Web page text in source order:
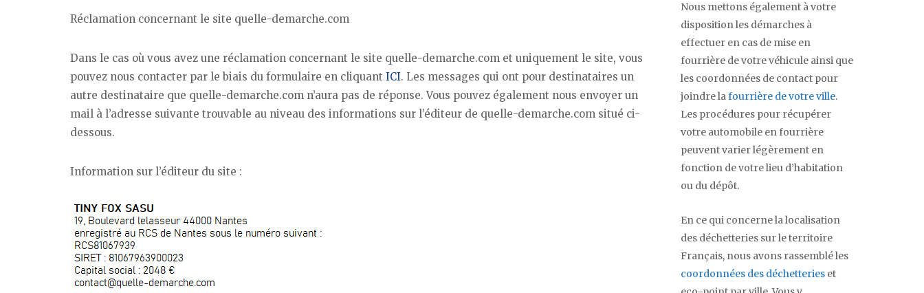
Réclamation concernant le site quelle-demarche.com
Dans le cas où vous avez une réclamation concernant le site quelle-demarche.com et uniquement le site, vous
pouvez nous contacter par le biais du formulaire en cliquant ICI. Les messages qui ont pour destinataires un
autre destinataire que quelle-demarche.com n’aura pas de réponse. Vous pouvez également nous envoyer un
mail à l’adresse suivante trouvable au niveau des informations sur l’éditeur de quelle-demarche.com situé ci-
dessous.
Information sur l’éditeur du site :
Nous mettons également à votre
disposition les démarches à
effectuer en cas de mise en
fourrière de votre véhicule ainsi que
les coordonnées de contact pour
joindre lafourrière de votre ville.
Les procédures pour récupérer
votre automobile en fourrière
peuvent varier légèrement en
fonction de votre lieu d’habitation
ou du dépôt.
En ce qui concerne la localisation
des déchetteries sur le territoire
Français, nous avons rassemblé les
coordonnées des déchetteries et